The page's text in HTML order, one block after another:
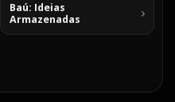
Baú: Ideias
Armazenadas